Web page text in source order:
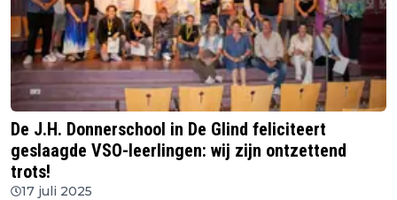
De J.H. Donnerschool in De Glind feliciteert
geslaagde VSO-leerlingen: wij zijn ontzettend
trots!
17 juli 2025